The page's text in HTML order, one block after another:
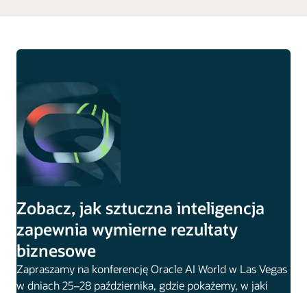
Zobacz, jak sztuczna inteligencja
zapewnia wymierne rezultaty
biznesowe
Zapraszamy na konferencję Oracle AI World w Las Vegas
w dniach 25–28 października, gdzie pokażemy, w jaki